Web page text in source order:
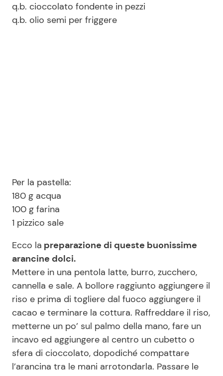
q.b. cioccolato fondente in pezzi
q.b. olio semi per friggere
Per la pastella:
180 g acqua
100 g farina
1 pizzico sale
Ecco la preparazione di queste buonissime
arancine dolci.
Mettere in una pentola latte, burro, zucchero,
cannella e sale. A bollore raggiunto aggiungere il
riso e prima di togliere dal fuoco aggiungere il
cacao e terminare la cottura. Raffreddare il riso,
metterne un po’ sul palmo della mano, fare un
incavo ed aggiungere al centro un cubetto o
sfera di cioccolato, dopodiché compattare
l’arancina tra le mani arrotondarla. Passare le